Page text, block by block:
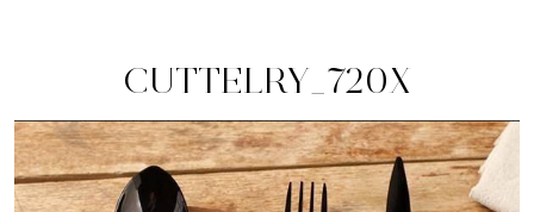
CUTTELRY_720X